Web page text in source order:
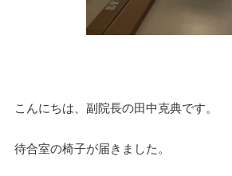
こんにちは、副院長の田中克典です。
待合室の椅子が届きました。